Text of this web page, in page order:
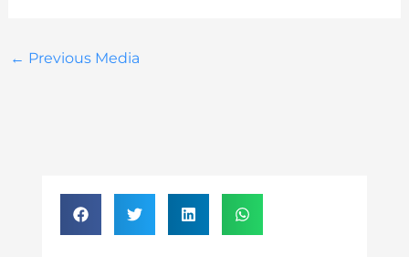
← Previous Media